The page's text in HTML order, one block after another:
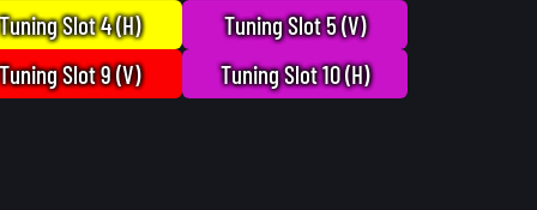
Slot 4 (H)
Tuning Slot 5 (V)
Slot 9 (V) Tuning Slot 10 (H)